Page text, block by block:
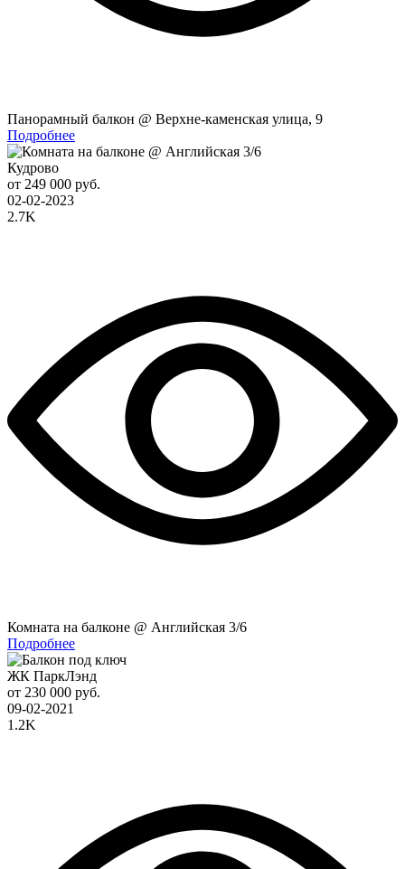
Панорамный балкон @ Верхне-каменская улица, 9
Подробнее
Кудрово
от 249 000 руб.
02-02-2023
2.7K
Комната на балконе @ Английская 3/6
Подробнее
ЖК ПаркЛэнд
от 230 000 руб.
09-02-2021
1.2K